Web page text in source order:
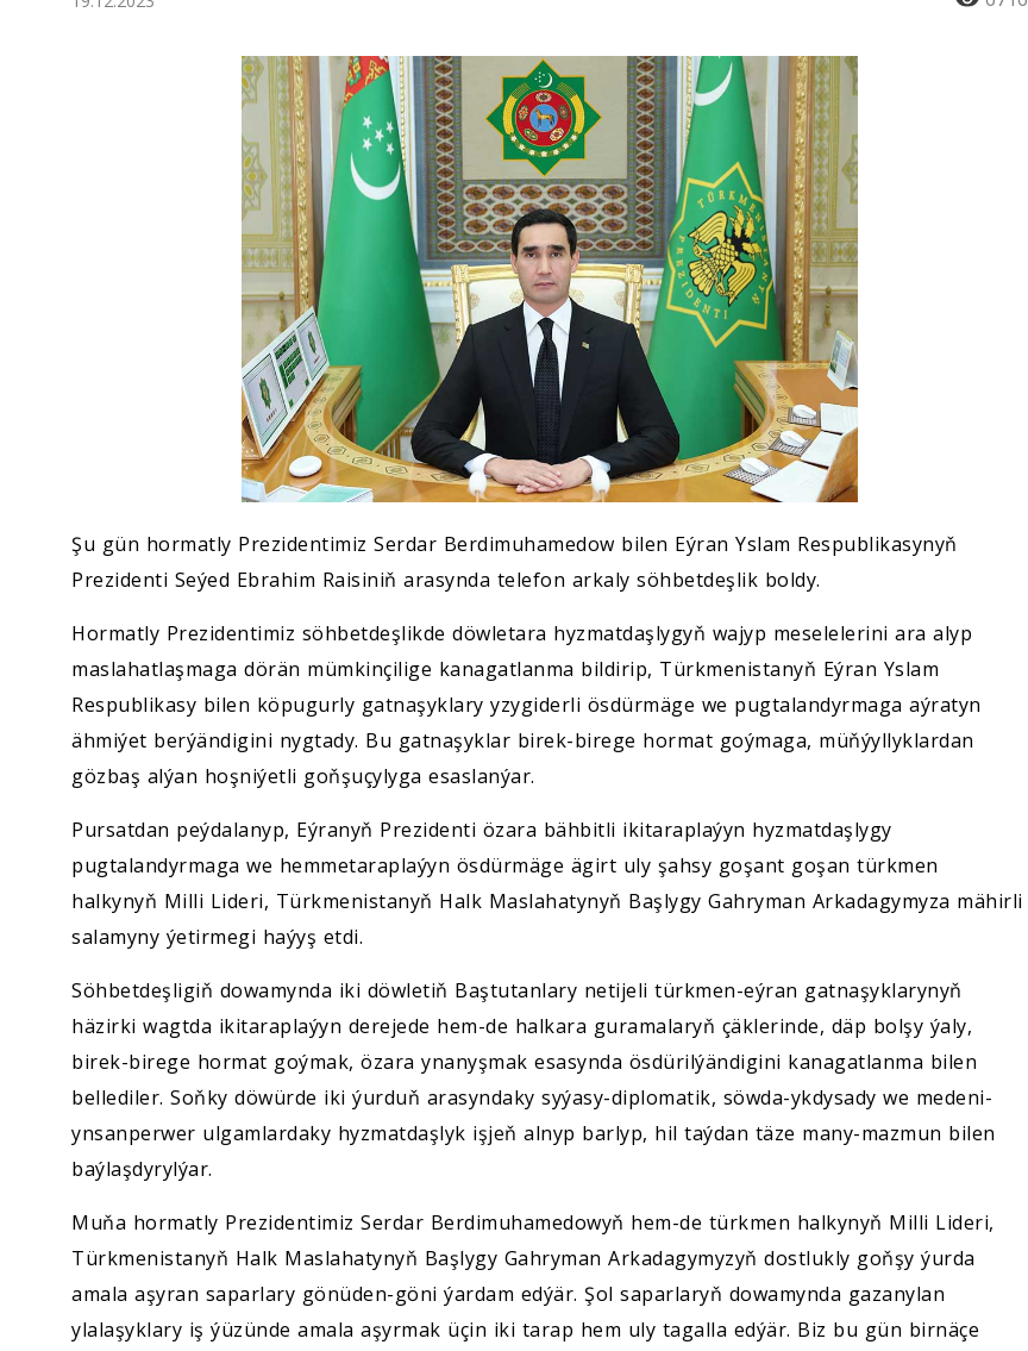
Jemgyýet
Medeniýet
Ylym
Sport
Şu gün hormatly Prezidentimiz Serdar Berdimuhamedow bilen Eýran Yslam Respublikasynyň
Prezidenti Seýed Ebrahim Raisiniň arasynda telefon arkaly söhbetdeşlik boldy.
Hormatly Prezidentimiz söhbetdeşlikde döwletara hyzmatdaşlygyň wajyp meselelerini ara alyp
maslahatlaşmaga dörän mümkinçilige kanagatlanma bildirip, Türkmenistanyň Eýran Yslam
Respublikasy bilen köpugurly gatnaşyklary yzygiderli ösdürmäge we pugtalandyrmaga aýratyn
ähmiýet berýändigini nygtady. Bu gatnaşyklar birek-birege hormat goýmaga, müňýyllyklardan
gözbaş alýan hoşniýetli goňşuçylyga esaslanýar.
Pursatdan peýdalanyp, Eýranyň Prezidenti özara bähbitli ikitaraplaýyn hyzmatdaşlygy
pugtalandyrmaga we hemmetaraplaýyn ösdürmäge ägirt uly şahsy goşant goşan türkmen
halkynyň Milli Lideri, Türkmenistanyň Halk Maslahatynyň Başlygy Gahryman Arkadagymyza mähirli
salamyny ýetirmegi haýyş etdi.
Söhbetdeşligiň dowamynda iki döwletiň Baştutanlary netijeli türkmen-eýran gatnaşyklarynyň
häzirki wagtda ikitaraplaýyn derejede hem-de halkara guramalaryň çäklerinde, däp bolşy ýaly,
birek-birege hormat goýmak, özara ynanyşmak esasynda ösdürilýändigini kanagatlanma bilen
bellediler. Soňky döwürde iki ýurduň arasyndaky syýasy-diplomatik, söwda-ykdysady we medeni-
ynsanperwer ulgamlardaky hyzmatdaşlyk işjeň alnyp barlyp, hil taýdan täze many-mazmun bilen
baýlaşdyrylýar.
Muňa hormatly Prezidentimiz Serdar Berdimuhamedowyň hem-de türkmen halkynyň Milli Lideri,
Türkmenistanyň Halk Maslahatynyň Başlygy Gahryman Arkadagymyzyň dostlukly goňşy ýurda
amala aşyran saparlary gönüden-göni ýardam edýär. Şol saparlaryň dowamynda gazanylan
ylalaşyklary iş ýüzünde amala aşyrmak üçin iki tarap hem uly tagalla edýär. Biz bu gün birnäçe